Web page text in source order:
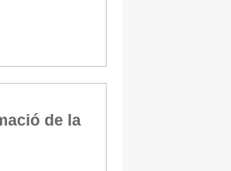
de la